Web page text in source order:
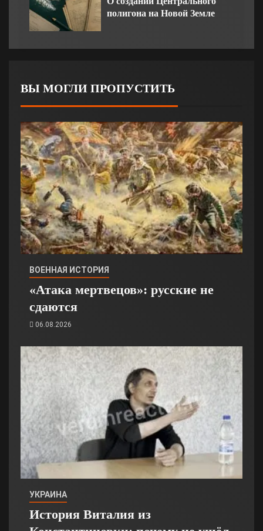
полигона на Новой Земле
ВЫ МОГЛИ ПРОПУСТИТЬ
ВОЕННАЯ ИСТОРИЯ
«Атака мертвецов»: русские не
сдаются
06.08.2026
УКРАИНА
История Виталия из